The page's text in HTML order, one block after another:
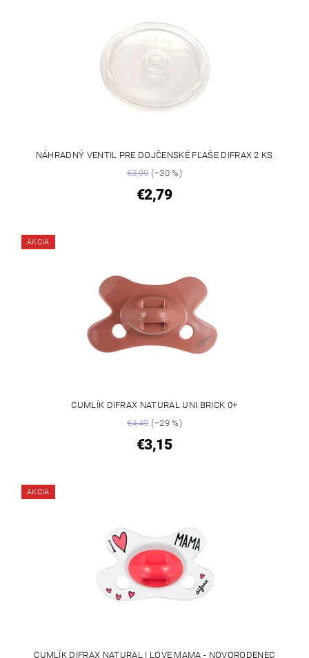
NÁHRADNÝ VENTIL PRE DOJČENSKÉ FĽAŠE DIFRAX 2 KS
€3,99(–30 %)
€2,79
AKCIA
CUMLÍK DIFRAX NATURAL UNI BRICK 0+
€4,49(–29 %)
€3,15
AKCIA
CUMLÍK DIFRAX NATURAL I LOVE MAMA - NOVORODENEC